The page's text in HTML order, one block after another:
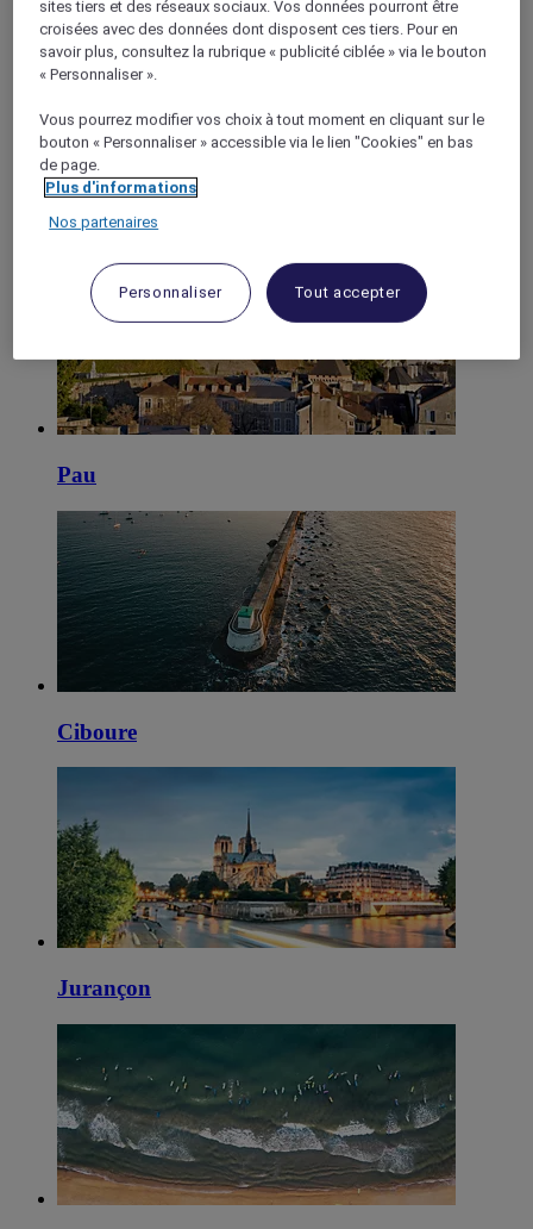
Bayonne
Pau
Ciboure
Jurançon
sites tiers et des réseaux sociaux. Vos données pourront être
croisées avec des données dont disposent ces tiers. Pour en
savoir plus, consultez la rubrique « publicité ciblée » via le bouton
« Personnaliser ».
Vous pourrez modifier vos choix à tout moment en cliquant sur le
bouton « Personnaliser » accessible via le lien "Cookies" en bas
de page.
Plus d'informations
Nos partenaires
Personnaliser Tout accepter